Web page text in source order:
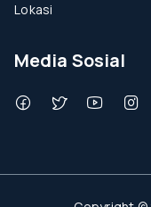
Lokasi
Media Sosial